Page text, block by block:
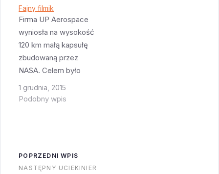
Fajny filmik
Firma UP Aerospace
wyniosła na wysokość
120 km małą kapsułę
zbudowaną przez
NASA. Celem było
przetestowanie
stabilności tejże przy
1 grudnia, 2015
Podobny wpis
POPRZEDNI WPIS
NASTĘPNY UCIEKINIER